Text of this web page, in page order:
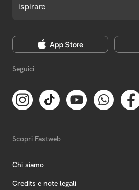
ispirare
Seguici
Scopri Fastweb
Chi siamo
Credits e note legali